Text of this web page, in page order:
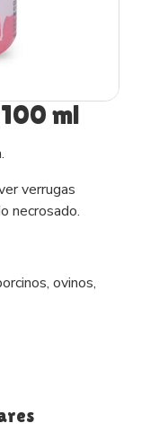
ml
verrugas
necrosado.
ovinos,